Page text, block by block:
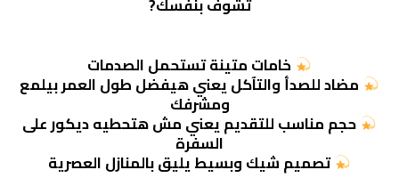
تشوف بنفسك?
خامات متينة تستحمل الصدمات
مضاد للصدأ والتآكل يعني هيفضل طول العمر بيلمع
ومشرفك
حجم مناسب للتقديم يعني مش هتحطيه ديكور على
السفرة
تصميم شيك وبسيط يليق بالمنازل العصرية